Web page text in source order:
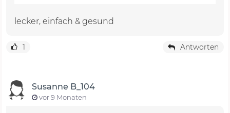
lecker, einfach & gesund
1 Antworten
Susanne B_104
vor 9 Monaten